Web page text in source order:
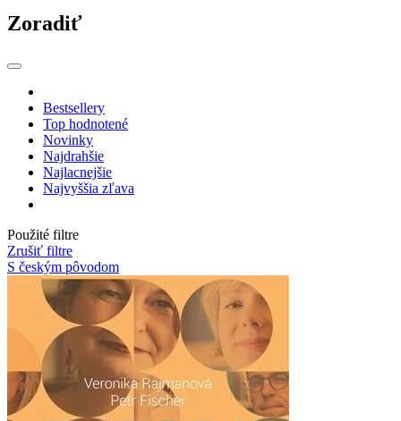
Zoradiť
Bestsellery
Top hodnotené
Novinky
Najdrahšie
Najlacnejšie
Najvyššia zľava
Použité filtre
Zrušiť filtre
S českým pôvodom